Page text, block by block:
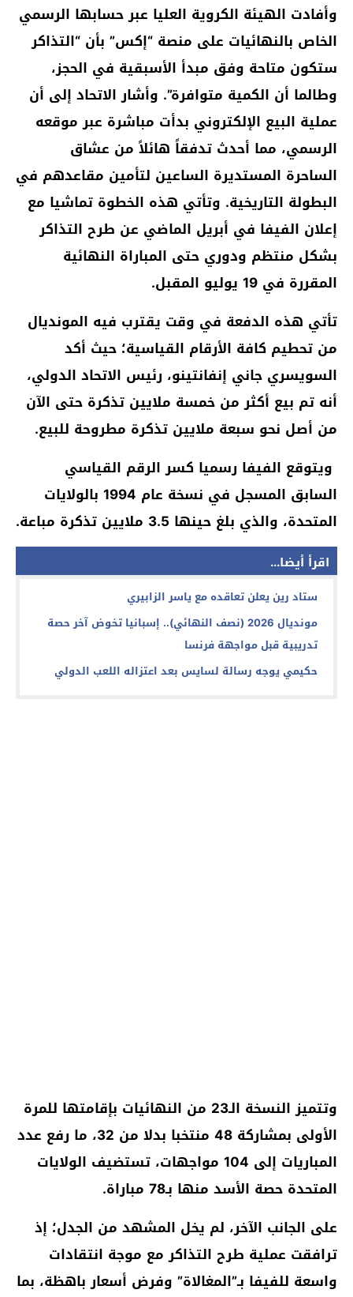
وأفادت الهيئة الكروية العليا عبر حسابها الرسمي
الخاص بالنهائيات على منصة “إكس” بأن “التذاكر
ستكون متاحة وفق مبدأ الأسبقية في الحجز،
وطالما أن الكمية متوافرة”. وأشار الاتحاد إلى أن
عملية البيع الإلكتروني بدأت مباشرة عبر موقعه
الرسمي، مما أحدث تدفقاً هائلاً من عشاق
الساحرة المستديرة الساعين لتأمين مقاعدهم في
البطولة التاريخية. وتأتي هذه الخطوة تماشيا مع
إعلان الفيفا في أبريل الماضي عن طرح التذاكر
بشكل منتظم ودوري حتى المباراة النهائية
المقررة في 19 يوليو المقبل.
تأتي هذه الدفعة في وقت يقترب فيه المونديال
من تحطيم كافة الأرقام القياسية؛ حيث أكد
السويسري جاني إنفانتينو، رئيس الاتحاد الدولي،
أنه تم بيع أكثر من خمسة ملايين تذكرة حتى الآن
من أصل نحو سبعة ملايين تذكرة مطروحة للبيع.
ويتوقع الفيفا رسميا كسر الرقم القياسي
السابق المسجل في نسخة عام 1994 بالولايات
المتحدة، والذي بلغ حينها 3.5 ملايين تذكرة مباعة.
اقرأ أيضا...
ستاد رين يعلن تعاقده مع ياسر الزابيري
مونديال 2026 (نصف النهائي).. إسبانيا تخوض آخر حصة
تدريبية قبل مواجهة فرنسا
حكيمي يوجه رسالة لسايس بعد اعتزاله اللعب الدولي
وتتميز النسخة الـ23 من النهائيات بإقامتها للمرة
الأولى بمشاركة 48 منتخبا بدلا من 32، ما رفع عدد
المباريات إلى 104 مواجهات، تستضيف الولايات
المتحدة حصة الأسد منها بـ78 مباراة.
على الجانب الآخر، لم يخل المشهد من الجدل؛ إذ
ترافقت عملية طرح التذاكر مع موجة انتقادات
واسعة للفيفا بـ”المغالاة” وفرض أسعار باهظة، بما